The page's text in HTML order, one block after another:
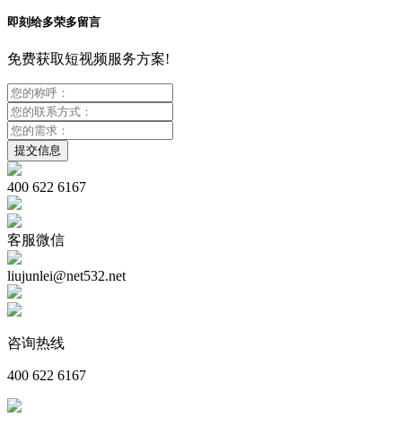
即刻给多荣多留言
免费获取短视频服务方案!
400 622 6167
客服微信
liujunlei@net532.net
咨询热线
400 622 6167